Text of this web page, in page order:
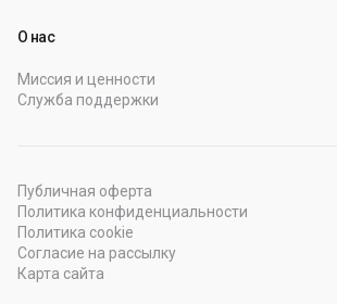
О нас
Миссия и ценности
Служба поддержки
Публичная оферта
Политика конфиденциальности
Политика cookie
Согласие на рассылку
Карта сайта